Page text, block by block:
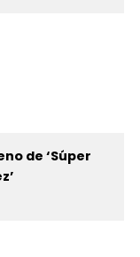
de ‘Súper